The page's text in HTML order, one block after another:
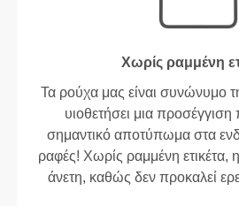
Χωρίς ραμμένη
Τα ρούχα μας είναι συνώνυμο
υιοθετήσει μια
σημαντικό αποτύπωμα στα
ραφές! Χωρίς ραμμένη ετικέτα,
άνετη, καθώς δεν προκαλεί